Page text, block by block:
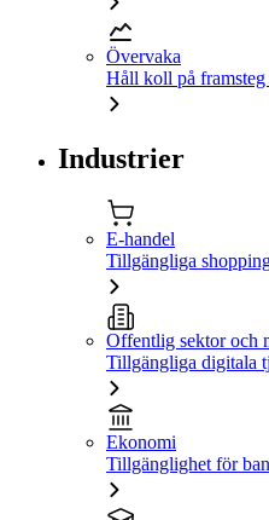
Övervaka
Håll koll på framsteg
Industrier
E-handel
Tillgängliga
Offentlig sektor och
Tillgängliga digitala
Ekonomi
Tillgänglighet för